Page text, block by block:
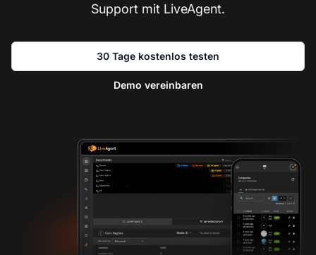
Support mit LiveAgent.
30 Tage kostenlos testen
Demo vereinbaren